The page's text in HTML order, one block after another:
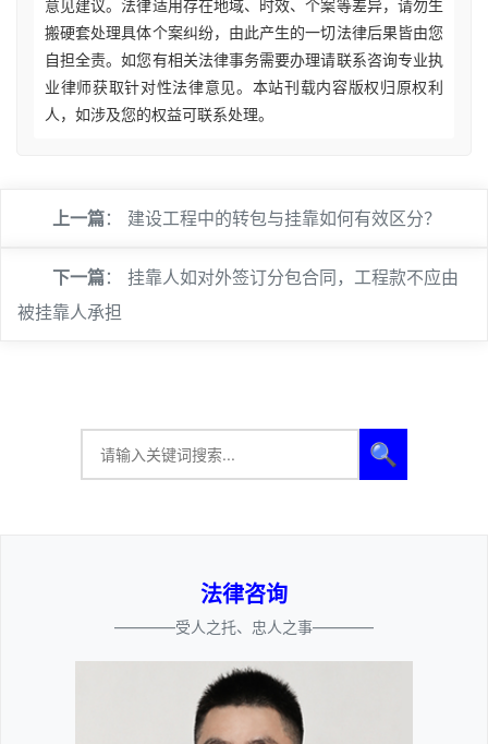
意见建议。法律适用存在地域、时效、个案等差异，请勿生
搬硬套处理具体个案纠纷，由此产生的一切法律后果皆由您
自担全责。如您有相关法律事务需要办理请联系咨询专业执
业律师获取针对性法律意见。本站刊载内容版权归原权利
人，如涉及您的权益可联系处理。
上一篇： 建设工程中的转包与挂靠如何有效区分？
下一篇： 挂靠人如对外签订分包合同，工程款不应由
被挂靠人承担
🔍
法律咨询
————受人之托、忠人之事————